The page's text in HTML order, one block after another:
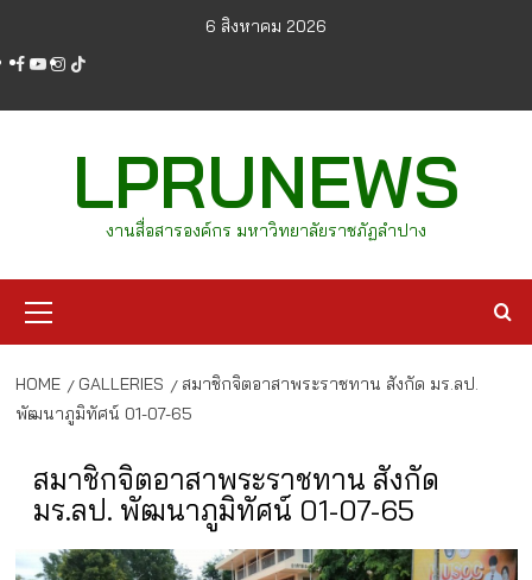
content
6 สิงหาคม 2026
facebook
youtube
instagram
tiktok
LPRUNEWS
งานสื่อสารองค์กร มหาวิทยาลัยราชภัฏลำปาง
Menu
HOME GALLERIES
สมาชิกจิตอาสาพระราชทาน สังกัด มร.ลป.
พัฒนาภูมิทัศน์ 01-07-65
สมาชิกจิตอาสาพระราชทาน สังกัด
มร.ลป. พัฒนาภูมิทัศน์ 01-07-65